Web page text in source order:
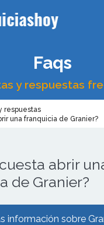
Faqs
y respuestas
respuestas
una franquicia de Granier?
abrir
de Granier?
información sobre